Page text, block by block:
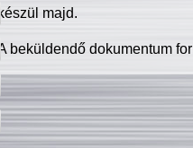
készül majd.
A beküldendő dokumentum